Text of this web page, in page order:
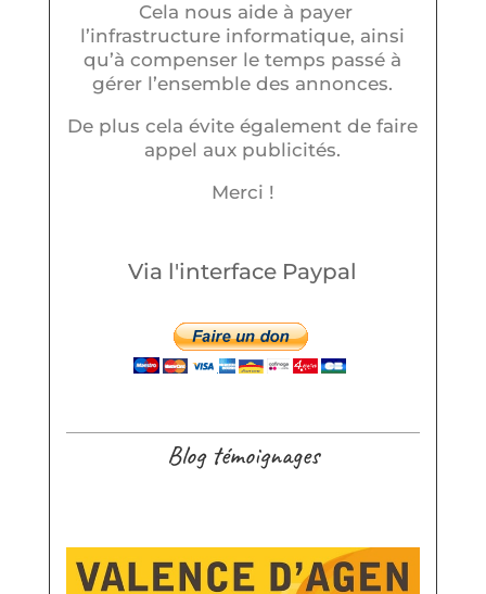
Cela nous aide à payer
l’infrastructure informatique, ainsi
qu’à compenser le temps passé à
gérer l’ensemble des annonces.
De plus cela évite également de faire
appel aux publicités.
Merci !
Via l'interface Paypal
Blog témoignages